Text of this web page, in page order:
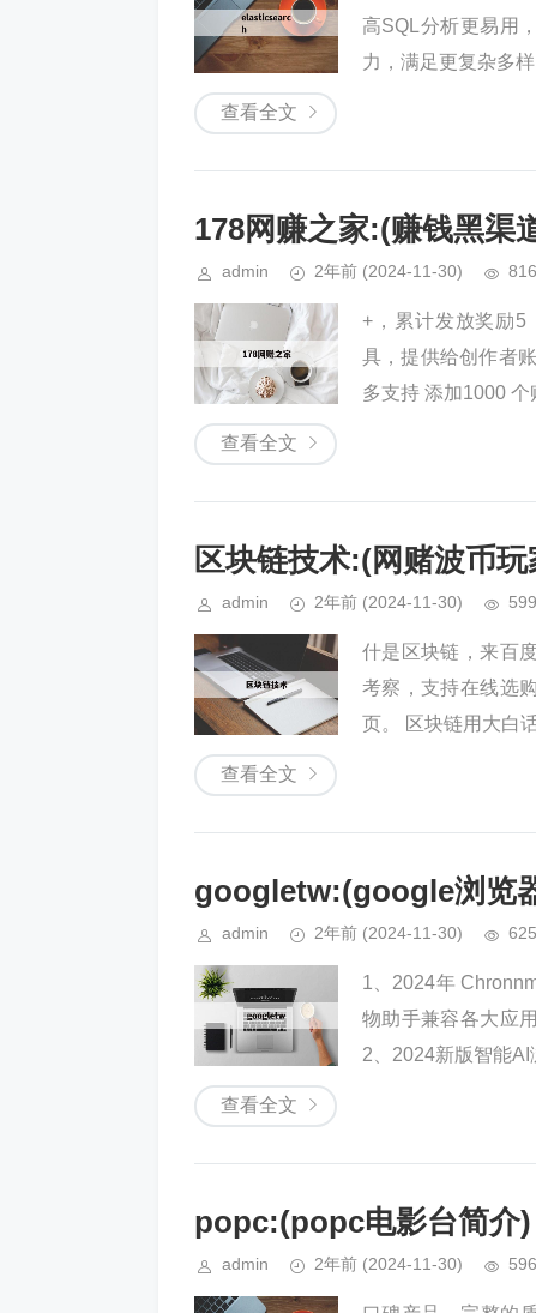
高SQL分析更易用
力，满足更复杂多
查看全文
178网赚之家:(赚钱黑渠
admin 2年前 (2024-11-30) 816
+，累计发放奖励5
具，提供给创作者
多支持 添加1000
查看全文
区块链技术:(网赌波币
admin 2年前 (2024-11-30) 599
什是区块链，来百
考察，支持在线选
页。 区块链用大白
查看全文
googletw:(google浏览
admin 2年前 (2024-11-30) 625
1、2024年
物助手兼容各大应
2、2024新版智能
查看全文
popc:(popc电影台简介)
admin 2年前 (2024-11-30) 596